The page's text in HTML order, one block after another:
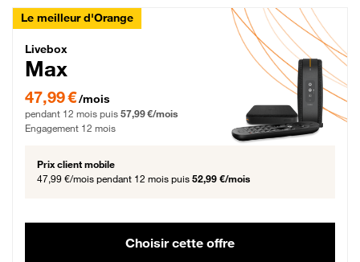
Le meilleur d'Orange
Livebox Max Fibre
Livebox
Max
47,99 € par mois pendant 12 mois puis 57,99 € par mois, Engagement 12 mois
47,99 €/mois
pendant 12 mois puis 57,99 €/mois
Engagement 12 mois
Prix client mobile
47,99 €/mois pendant 12 mois puis 52,99 €/mois
Choisir cette offre